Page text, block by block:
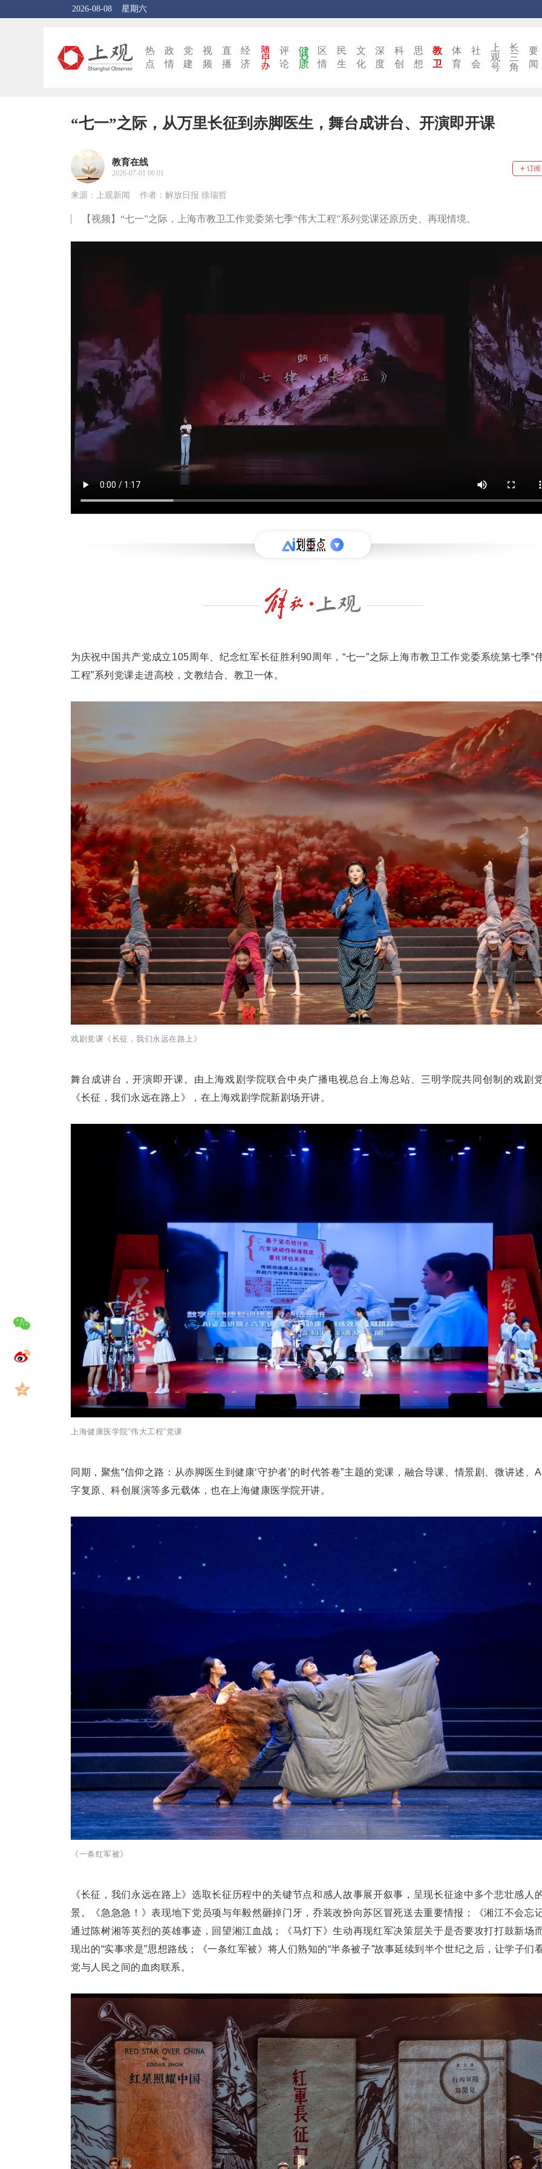
2026-08-08 星期六
热
点
政
情
党
建
视
频
直
播
经
济
评
论
区
情
民
生
文
化
深
度
科
创
思
想
教
卫
体
育
社
会
上
观
号
长
三
角
要
闻
“七一”之际，从万里长征到赤脚医生，舞台成讲台、开演即开课
教育在线
2026-07-01 06:01
来源：上观新闻 作者：解放日报 徐瑞哲
【视频】“七一”之际，上海市教卫工作党委第七季“伟大工程”系列党课还原历史、再现情境。
为庆祝中国共产党成立105周年、纪念红军长征胜利90周年，“七一”之际上海市教卫工作党委系统第七季“
工程”系列党课走进高校，文教结合、教卫一体。
戏剧党课《长征，我们永远在路上》
舞台成讲台，开演即开课。由上海戏剧学院联合中央广播电视总台上海总站、三明学院共同创制的戏剧
《长征，我们永远在路上》，在上海戏剧学院新剧场开讲。
上海健康医学院“伟大工程”党课
同期，聚焦“信仰之路：从赤脚医生到健康‘守护者’的时代答卷”主题的党课，融合导课、情景剧、微讲述、
字复原、科创展演等多元载体，也在上海健康医学院开讲。
《一条红军被》
《长征，我们永远在路上》选取长征历程中的关键节点和感人故事展开叙事，呈现长征途中多个悲壮感人
景。《急急急！》表现地下党员项与年毅然砸掉门牙，乔装改扮向苏区冒死送去重要情报；《湘江不会忘
通过陈树湘等英烈的英雄事迹，回望湘江血战；《马灯下》生动再现红军决策层关于是否要攻打打鼓新场
现出的“实事求是”思想路线；《一条红军被》将人们熟知的“半条被子”故事延续到半个世纪之后，让学子们
党与人民之间的血肉联系。